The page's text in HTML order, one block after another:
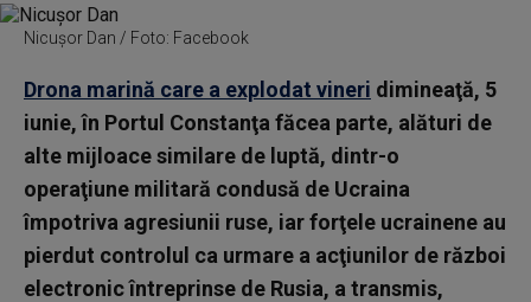
Nicușor Dan / Foto: Facebook
Drona marină care a explodat vineri dimineaţă, 5
iunie, în Portul Constanţa făcea parte, alături de
alte mijloace similare de luptă, dintr-o
operaţiune militară condusă de Ucraina
împotriva agresiunii ruse, iar forţele ucrainene au
pierdut controlul ca urmare a acţiunilor de război
electronic întreprinse de Rusia, a transmis,